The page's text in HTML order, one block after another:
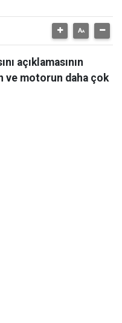
açıklamasının
ve motorun daha çok